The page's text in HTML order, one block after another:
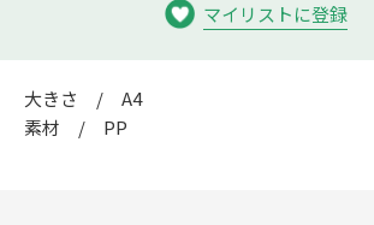
マイリストに登録
大きさ / A4
素材 / PP